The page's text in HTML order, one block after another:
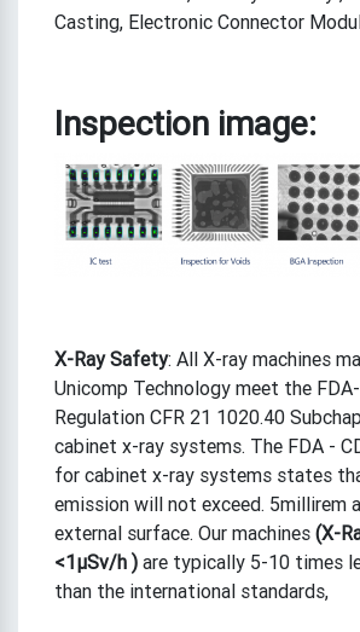
Casting, Electronic Connector
Inspection image:
X-Ray Safety: All X-ray machines
Unicomp Technology meet the
Regulation CFR 21 1020.40
cabinet x-ray systems. The FDA -
for cabinet x-ray systems states
emission will not exceed. 5millirem
external surface. Our machines (X-
<1μSv/h ) are typically 5-10 times
than the international standards,